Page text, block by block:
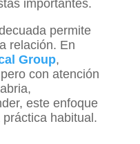
importantes.
permite
relación. En
Group,
con atención
este enfoque
habitual.